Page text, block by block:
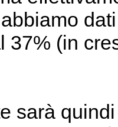
37% (in
sarà